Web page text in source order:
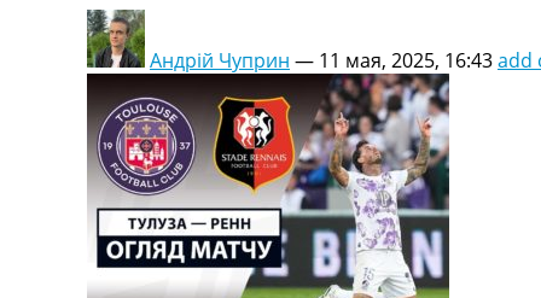
Андрій Чуприн — 11 мая, 2025, 16:43add